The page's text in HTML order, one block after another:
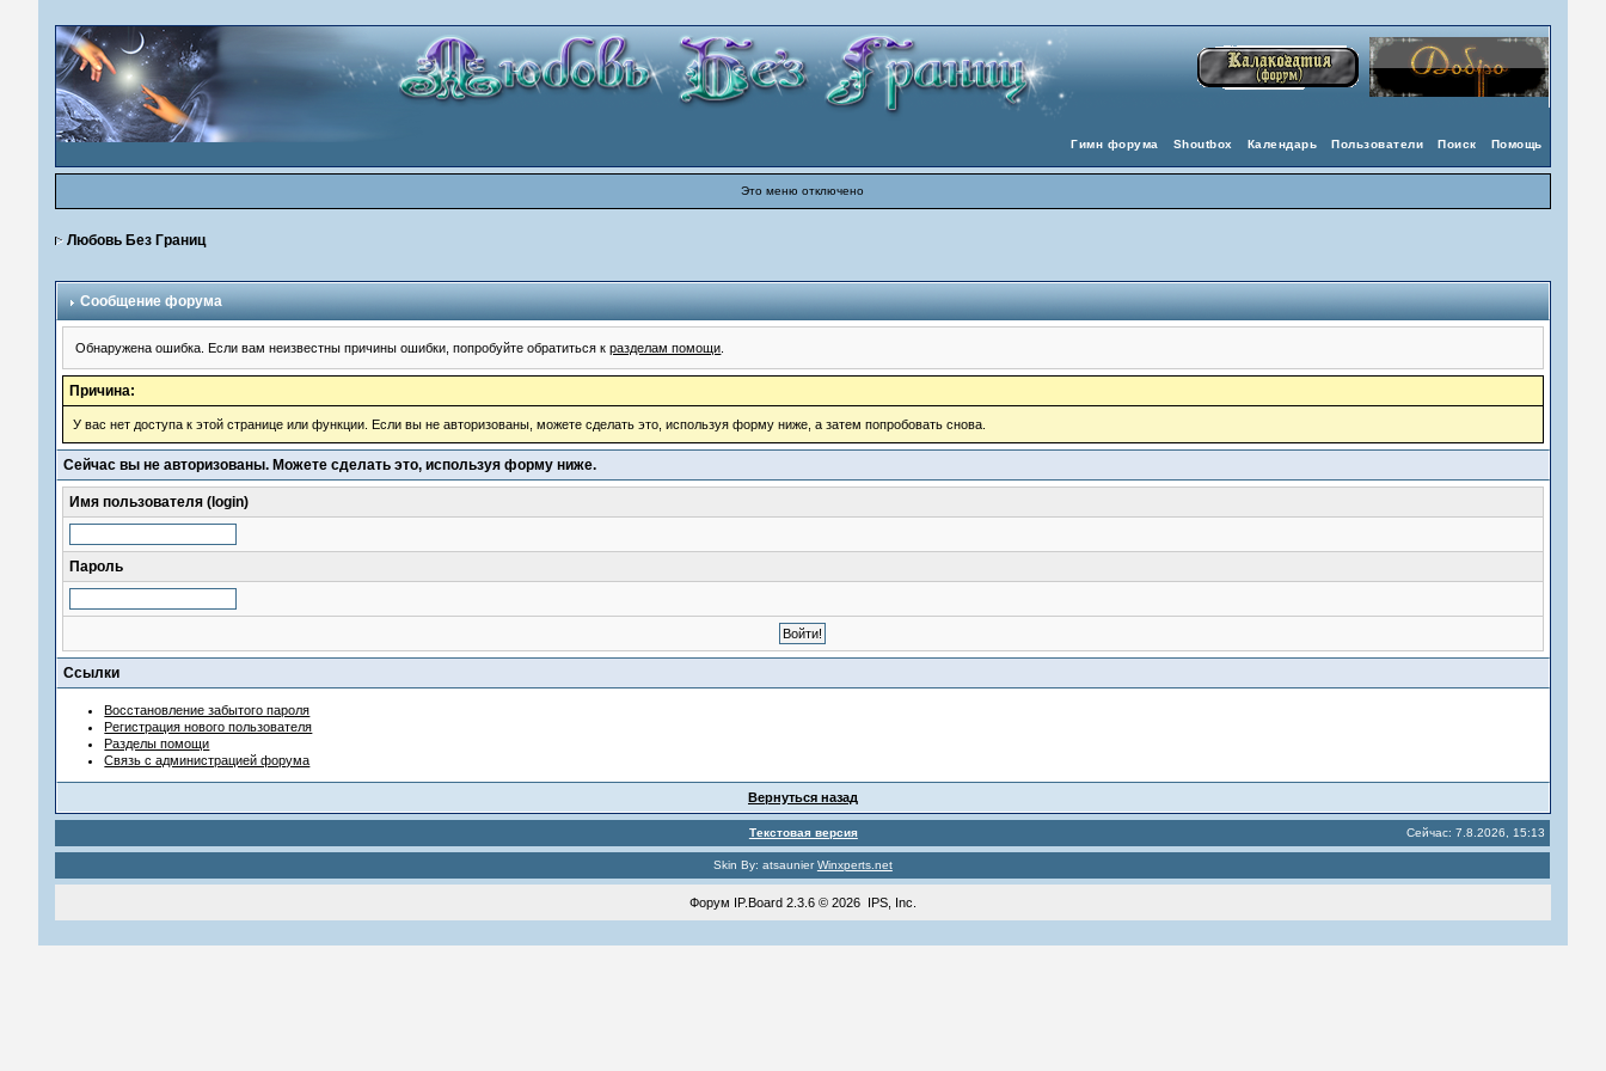
Помощь
Поиск
Пользователи
Календарь
Shoutbox
Гимн форума
Это меню отключено
Любовь Без Границ
Сообщение форума
Обнаружена ошибка. Если вам неизвестны причины ошибки, попробуйте обратиться кразделам помощи
Причина:
У вас нет доступа к этой странице или функции. Если вы не авторизованы, можете сделать это, используя форму ниже, а затем попробовать снова.
Сейчас вы не авторизованы. Можете сделать это, используя форму ниже.
Имя пользователя (login)
Пароль
Ссылки
Восстановление забытого пароля
Регистрация нового пользователя
Разделы помощи
Связь с администрацией форума
Вернуться назад
Текстовая версия Сейчас: 7.8.2026, 15:13
Skin By: atsaunierWinxperts.net
Форум IP.Board2.3.6 © 2026 IPS, Inc